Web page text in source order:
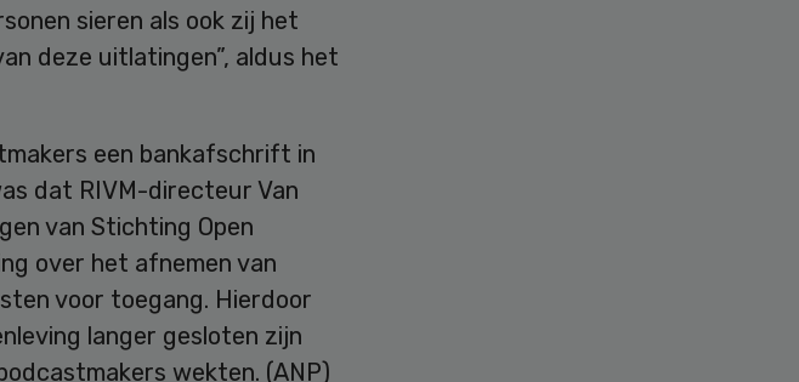
sieren als ook zij het
deze uitlatingen”, aldus het
een bankafschrift in
dat RIVM-directeur Van
van Stichting Open
over het afnemen van
voor toegang. Hierdoor
langer gesloten zijn
wekten. (ANP)